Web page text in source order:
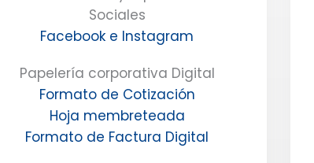
Sociales
Facebook e Instagram
Papelería corporativa Digital
Formato de Cotización
Hoja membreteada
Formato de Factura Digital